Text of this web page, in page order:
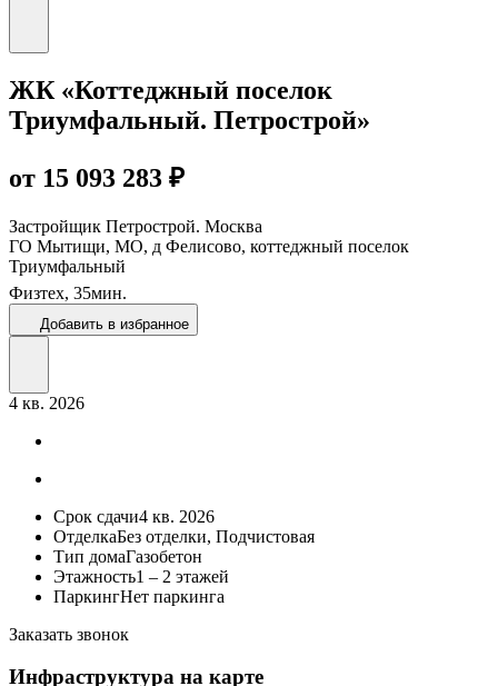
ЖК «Коттеджный поселок
Триумфальный. Петрострой»
от 15 093 283 ₽
Застройщик Петрострой. Москва
ГО Мытищи, МО, д Фелисово, коттеджный поселок
Триумфальный
Физтех, 35мин.
Добавить в избранное
4 кв. 2026
Срок сдачи4 кв. 2026
ОтделкаБез отделки, Подчистовая
Тип домаГазобетон
Этажность1 – 2 этажей
ПаркингНет паркинга
Заказать звонок
Инфраструктура на карте